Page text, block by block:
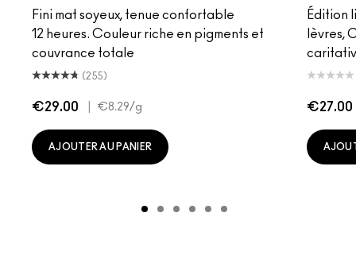
Fini mat soyeux, tenue confortable
12 heures. Couleur riche en pigments et
couvrance totale
(255)
€29.00 €8.29/g
AJOUTER AU PANIER
Édition
lèvres,
€27.00